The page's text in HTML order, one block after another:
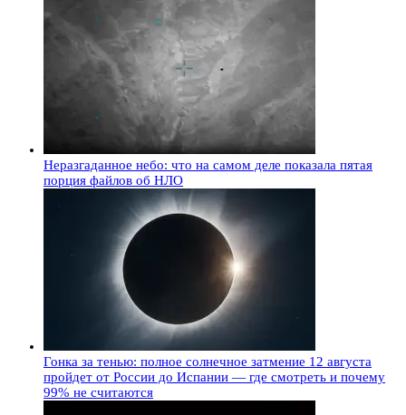
Неразгаданное небо: что на самом деле показала пятая
порция файлов об НЛО
Гонка за тенью: полное солнечное затмение 12 августа
пройдет от России до Испании — где смотреть и почему
99% не считаются